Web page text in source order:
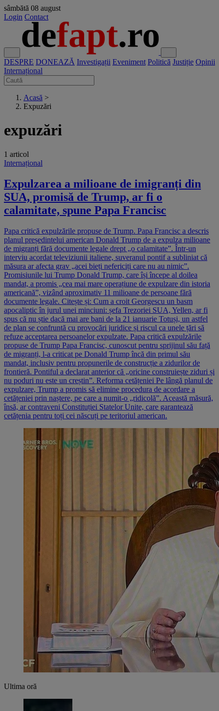
sâmbătă 08 august
Login Contact
DESPRE DONEAZĂ Investigații Eveniment Politică Justiție Opinii
Internațional
Acasă >
Expuzări
expuzări
1 articol
Internațional
Expulzarea a milioane de imigranți din
SUA, promisă de Trump, ar fi o
calamitate, spune Papa Francisc
Papa critică expulzările propuse de Trump. Papa Francisc a descris
planul președintelui american Donald Trump de a expulza milioane
de migranți fără documente legale drept „o calamitate”. Într-un
interviu acordat televiziunii italiene, suveranul pontif a subliniat că
măsura ar afecta grav „acei bieți nefericiți care nu au nimic”.
Promisiunile lui Trump Donald Trump, care își începe al doilea
mandat, a promis „cea mai mare operațiune de expulzare din istoria
americană”, vizând aproximativ 11 milioane de persoane fără
documente legale. Citește și: Cum a croit Georgescu un basm
apocaliptic în jurul unei minciuni: șefa Trezoriei SUA, Yellen, ar fi
spus că nu știe dacă mai are bani de la 21 ianuarie Totuși, un astfel
de plan se confruntă cu provocări juridice și riscul ca unele țări să
refuze acceptarea persoanelor expulzate. Papa critică expulzările
propuse de Trump Papa Francisc, cunoscut pentru sprijinul său față
de migranți, l-a criticat pe Donald Trump încă din primul său
mandat, inclusiv pentru propunerile de construcție a zidurilor de
frontieră. Pontiful a declarat anterior că „oricine construiește ziduri și
nu poduri nu este un creștin”. Reforma cetățeniei Pe lângă planul de
expulzare, Trump a promis să elimine procedura de acordare a
cetățeniei prin naștere, pe care a numit-o „ridicolă”. Această măsură,
însă, ar contraveni Constituției Statelor Unite, care garantează
cetățenia pentru toți cei născuți pe teritoriul american.
Ultima oră